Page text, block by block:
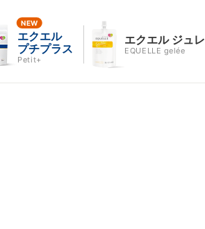
エクエル
プチプラス
Petit+
エクエル ジュレ
EQUELLE gelée